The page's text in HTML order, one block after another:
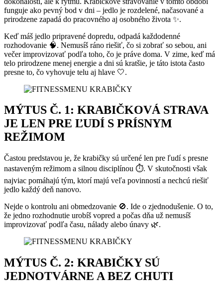
funguje ako pevný bod v dni – jedlo je rozdelené, načasované a
prirodzene zapadá do pracovného aj osobného života ✨.
Keď máš jedlo pripravené dopredu, odpadá každodenné
rozhodovanie 🧠. Nemusíš ráno riešiť, čo si zobrať so sebou, ani
večer improvizovať podľa toho, čo je práve doma. V zime, keď má
telo prirodzene menej energie a dni sú kratšie, je táto istota často
presne to, čo vyhovuje telu aj hlave 🤍.
MÝTUS Č. 1: KRABIČKOVÁ STRAVA
JE LEN PRE ĽUDÍ S PRÍSNYM
REŽIMOM
Častou predstavou je, že krabičky sú určené len pre ľudí s presne
nastaveným režimom a silnou disciplínou ⏱️. V skutočnosti však
najviac pomáhajú tým, ktorí majú veľa povinností a nechcú riešiť
jedlo každý deň nanovo.
Nejde o kontrolu ani obmedzovanie 🚫. Ide o zjednodušenie. O to,
že jedno rozhodnutie urobíš vopred a počas dňa už nemusíš
improvizovať podľa času, nálady alebo únavy 🌿.
MÝTUS Č. 2: KRABIČKY SÚ
JEDNOTVÁRNE A BEZ CHUTI